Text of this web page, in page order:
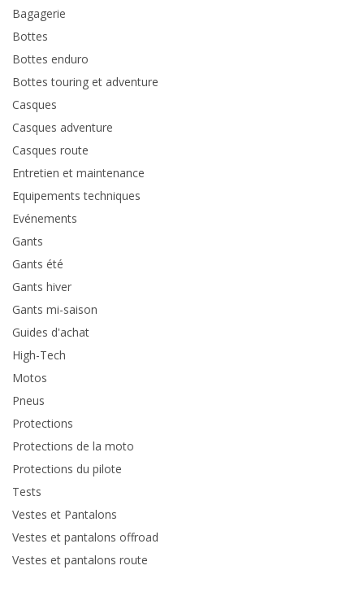
Bagagerie
Bottes
Bottes enduro
Bottes touring et adventure
Casques
Casques adventure
Casques route
Entretien et maintenance
Equipements techniques
Evénements
Gants
Gants été
Gants hiver
Gants mi-saison
Guides d'achat
High-Tech
Motos
Pneus
Protections
Protections de la moto
Protections du pilote
Tests
Vestes et Pantalons
Vestes et pantalons offroad
Vestes et pantalons route